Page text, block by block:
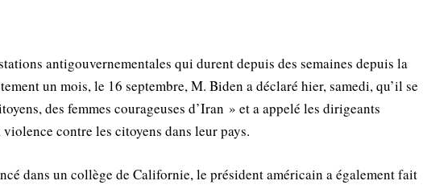
antigouvernementales qui durent depuis des semaines depuis la
un mois, le 16 septembre, M. Biden a déclaré hier, samedi, qu’il se
des femmes courageuses d’Iran » et a appelé les dirigeants
contre les citoyens dans leur pays.
dans un collège de Californie, le président américain a également fait